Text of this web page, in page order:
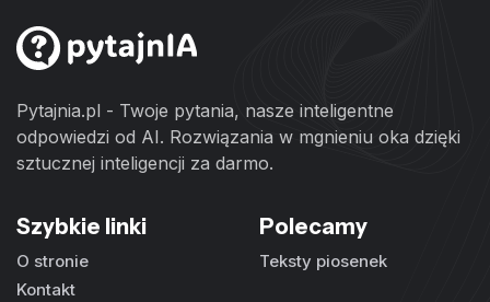
Pytajnia.pl - Twoje pytania, nasze inteligentne
odpowiedzi od AI. Rozwiązania w mgnieniu oka dzięki
sztucznej inteligencji za darmo.
Szybkie linki
O stronie
Kontakt
Polecamy
Teksty piosenek